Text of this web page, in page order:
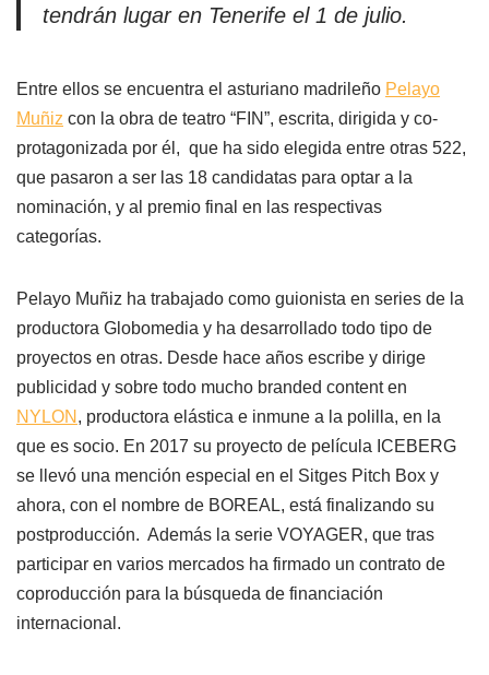
tendrán lugar en Tenerife el 1 de julio.
Entre ellos se encuentra el asturiano madrileño Pelayo
Muñiz con la obra de teatro “FIN”, escrita, dirigida y co-
protagonizada por él, que ha sido elegida entre otras 522,
que pasaron a ser las 18 candidatas para optar a la
nominación, y al premio final en las respectivas
categorías.
Pelayo Muñiz ha trabajado como guionista en series de la
productora Globomedia y ha desarrollado todo tipo de
proyectos en otras. Desde hace años escribe y dirige
publicidad y sobre todo mucho branded content en
NYLON , productora elástica e inmune a la polilla, en la
que es socio. En 2017 su proyecto de película ICEBERG
se llevó una mención especial en el Sitges Pitch Box y
ahora, con el nombre de BOREAL, está finalizando su
postproducción. Además la serie VOYAGER, que tras
participar en varios mercados ha firmado un contrato de
coproducción para la búsqueda de financiación
internacional.